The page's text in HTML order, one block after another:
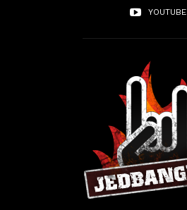
YOUTUBE